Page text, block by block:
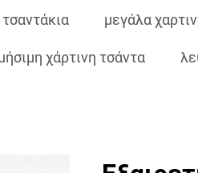
μεγάλα
χάρτινη τσάντα